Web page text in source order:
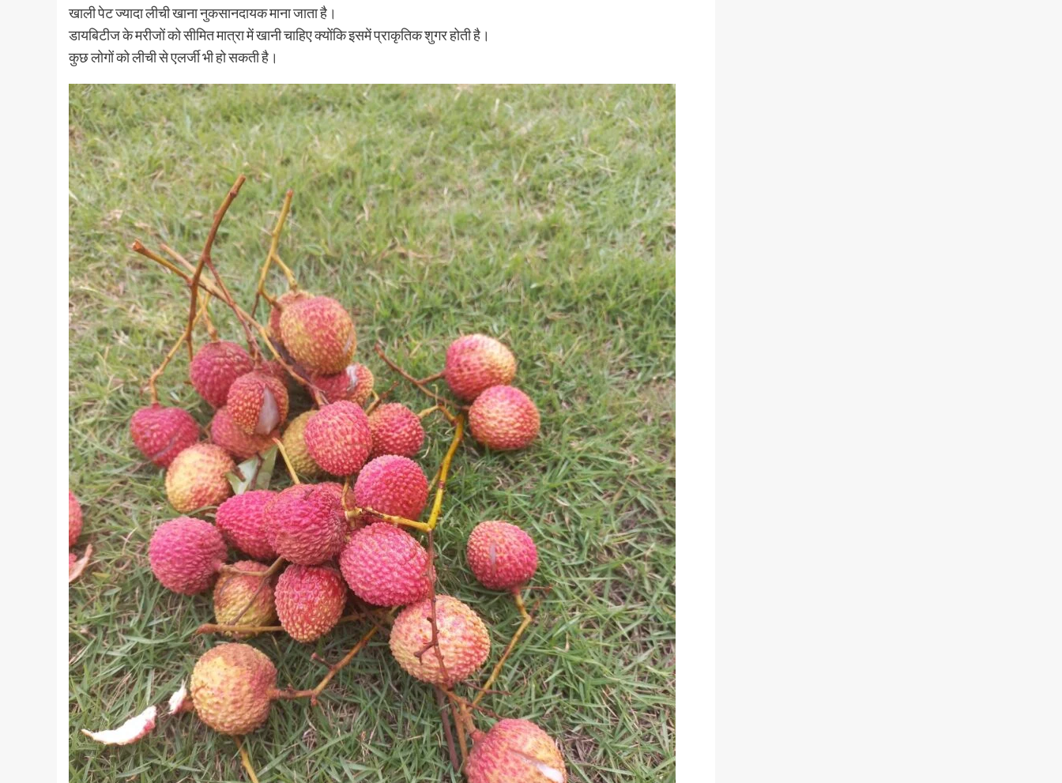
खाली पेट ज्यादा लीची खाना नुकसानदायक माना जाता है।
डायबिटीज के मरीजों को सीमित मात्रा में खानी चाहिए क्योंकि इसमें प्राकृतिक शुगर होती है।
कुछ लोगों को लीची से एलर्जी भी हो सकती है।